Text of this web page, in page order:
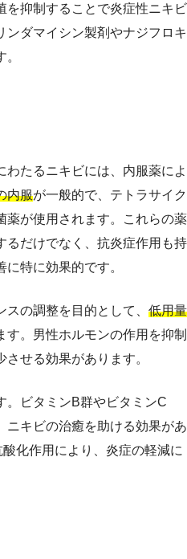
を抑制することで炎症性ニキビ
ンダマイシン製剤やナジフロキ
たるニキビには、内服薬によ
内服が一般的で、テトラサイク
薬が使用されます。これらの薬
るだけでなく、抗炎症作用も持
特に効果的です。
の調整を目的として、 低用量
す。男性ホルモンの作用を抑制
せる効果があります。
。ビタミンB群やビタミンC
ニキビの治癒を助ける効果があ
化作用により、炎症の軽減に